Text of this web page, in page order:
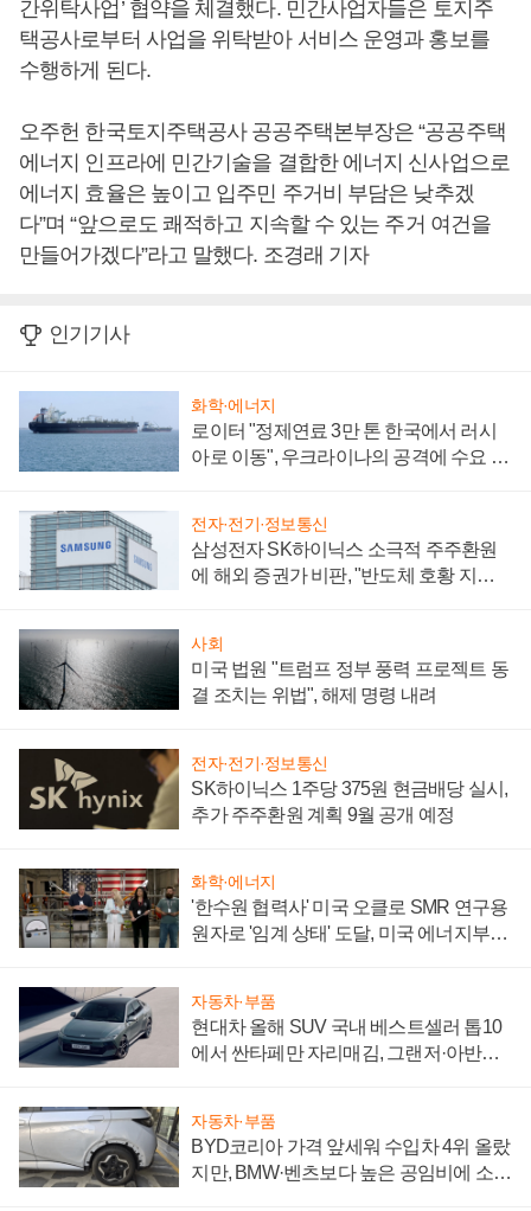
간위탁사업’ 협약을 체결했다. 민간사업자들은 토지주
택공사로부터 사업을 위탁받아 서비스 운영과 홍보를
수행하게 된다.
오주헌 한국토지주택공사 공공주택본부장은 “공공주택
에너지 인프라에 민간기술을 결합한 에너지 신사업으로
에너지 효율은 높이고 입주민 주거비 부담은 낮추겠
다”며 “앞으로도 쾌적하고 지속할 수 있는 주거 여건을
만들어가겠다”라고 말했다. 조경래 기자
인기기사
화학·에너지
로이터 "정제연료 3만 톤 한국에서 러시
아로 이동", 우크라이나의 공격에 수요 늘
전자·전기·정보통신
삼성전자 SK하이닉스 소극적 주주환원
에 해외 증권가 비판, "반도체 호황 지속
사회
미국 법원 "트럼프 정부 풍력 프로젝트 동
결 조치는 위법", 해제 명령 내려
전자·전기·정보통신
SK하이닉스 1주당 375원 현금배당 실시,
추가 주주환원 계획 9월 공개 예정
화학·에너지
'한수원 협력사' 미국 오클로 SMR 연구용
원자로 '임계 상태' 도달, 미국 에너지부
자동차·부품
현대차 올해 SUV 국내 베스트셀러 톱10
에서 싼타페만 자리매김, 그랜저·아반떼
자동차·부품
BYD코리아 가격 앞세워 수입차 4위 올랐
지만, BMW·벤츠보다 높은 공임비에 소비